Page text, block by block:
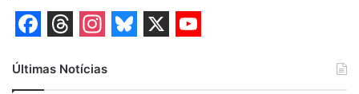
a
h n
Últimas Notícias